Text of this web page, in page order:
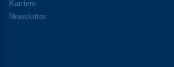
Karriere
Newsletter